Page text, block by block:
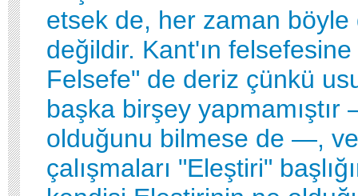
etsek de, her zaman böyle
değildir. Kant'ın
Felsefe" de deriz çünkü
başka birşey
olduğunu bilmese de —,
çalışmaları "Eleştiri"